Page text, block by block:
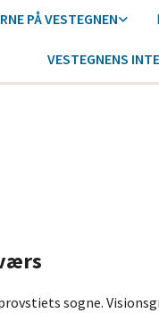
PÅ VESTEGNEN
VESTEGNENS
sogne.